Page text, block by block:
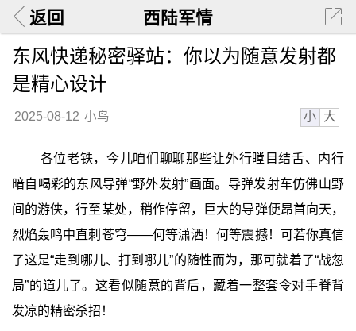
返回 西陆军情
东风快递秘密驿站：你以为随意发射都
是精心设计
2025-08-12 小鸟 小 大
各位老铁，今儿咱们聊聊那些让外行瞠目结舌、内行
暗自喝彩的东风导弹“野外发射”画面。导弹发射车仿佛山野
间的游侠，行至某处，稍作停留，巨大的导弹便昂首向天，
烈焰轰鸣中直刺苍穹——何等潇洒！何等震撼！可若你真信
了这是“走到哪儿、打到哪儿”的随性而为，那可就着了“战忽
局”的道儿了。这看似随意的背后，藏着一整套令对手脊背
发凉的精密杀招！